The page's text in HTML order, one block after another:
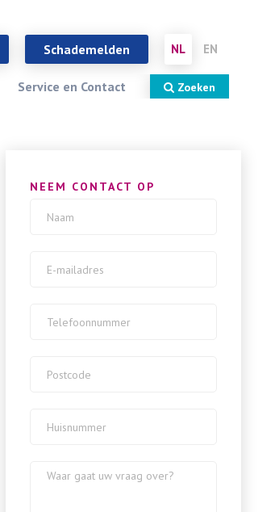
Schademelden NL EN
Service en Contact Zoeken
NEEM CONTACT OP